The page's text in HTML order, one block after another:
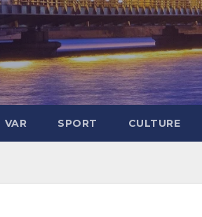
VAR SPORT CULTURE